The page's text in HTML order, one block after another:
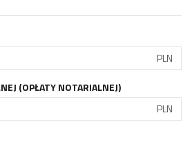
PLN
(OPŁATY NOTARIALNEJ)
PLN